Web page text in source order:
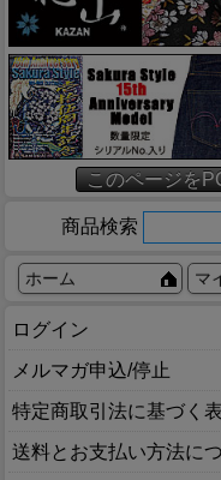
このページを
商品検索
ホーム マ
ログイン
メルマガ申込/停止
特定商取引法に基づく
送料とお支払い方法に